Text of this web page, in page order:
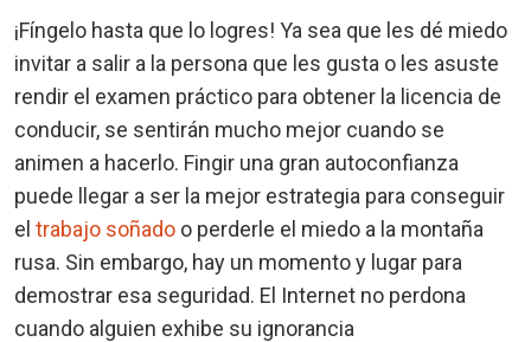
¡Fíngelo hasta que lo logres! Ya sea que les dé miedo
invitar a salir a la persona que les gusta o les asuste
rendir el examen práctico para obtener la licencia de
conducir, se sentirán mucho mejor cuando se
animen a hacerlo. Fingir una gran autoconfianza
puede llegar a ser la mejor estrategia para conseguir
el trabajo soñado o perderle el miedo a la montaña
rusa. Sin embargo, hay un momento y lugar para
demostrar esa seguridad. El Internet no perdona
cuando alguien exhibe su ignorancia